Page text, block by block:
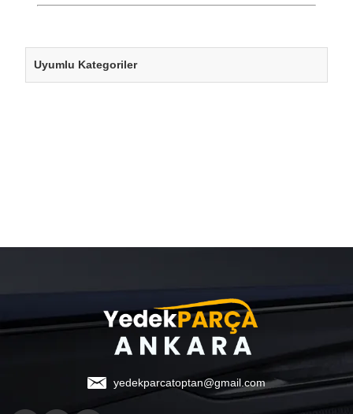
Uyumlu Kategoriler
yedekparcatoptan@gmail.com